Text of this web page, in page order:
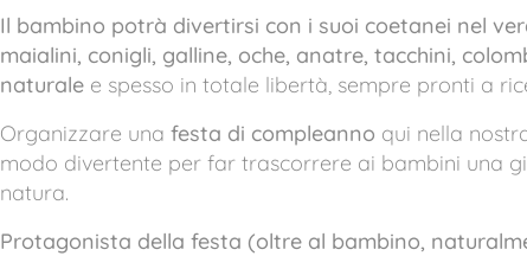
Il bambino potrà divertirsi con i suoi coetanei nel
maialini, conigli, galline, oche, anatre, tacchini,
naturalee spesso in totale libertà, sempre pronti a
Organizzare una festa di compleanno qui nella
modo divertente per far trascorrere ai bambini una
natura.
Protagonista della festa (oltre al bambino,